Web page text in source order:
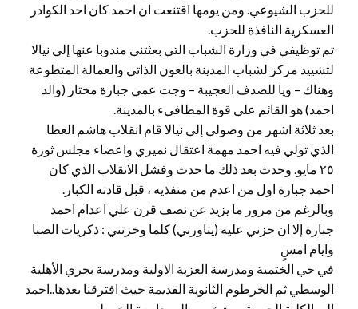
للحزب الشيوعي. ومن يومها اقتنعت ان احمد كان احد الكوادر
العسكرية النافذة للحزب.
تم توظيفي في وزارة الشباب التي بعثتني مندوبا عنها إلي نيالا
لتشييد مركز لشباب المدينة بالعون الذاتي والعمالة المتطوعة
وهناك – ويا للصدف العجيبة – وجت عمي جبارة مختار (والد
احمد) هو القائم علي قوة المطافيء بالمدينة.
بعد ثلاثة اشهر من وصولي إلي نيالا قام انقلاب هاشم العطا
الذي تولي فيه احمد مهمة اعتقال نميري واعضاء مجلس ثورة
٢٥ مايو. وحدث بعد ذلك ما حدث وفشل الانقلاب الذي كان
احمد جبارة اول من اعدم من منفذيه ، قبل قادته الكبار.
وبالرغم من مرور ما يزيد عن نصف قرن علي اعدام احمد
جبارة إلا ان حزني عليه (يتاورني) كلما وخزتني : ذكريات الصبا
وايام امسٍ
في حي الختمية ومدرسة العزبة الاولية ومدرسة بحري الأهلية
الوسطي ثم الخرطوم الثانوية القديمة حيث افترقنا بعدها..احمد